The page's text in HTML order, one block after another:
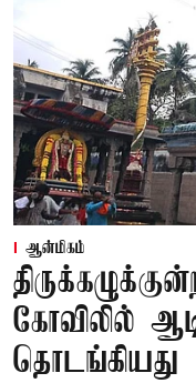
ஆன்மிகம்
கோவிலில்
தொடங்கியது